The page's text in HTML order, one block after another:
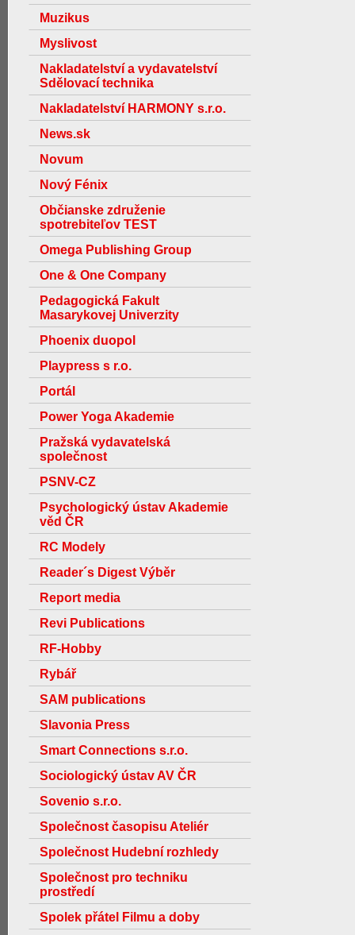
Muzikus
Myslivost
Nakladatelství a vydavatelství
Sdělovací technika
Nakladatelství HARMONY s.r.o.
News.sk
Novum
Nový Fénix
Občianske združenie
spotrebiteľov TEST
Omega Publishing Group
One & One Company
Pedagogická Fakult
Masarykovej Univerzity
Phoenix duopol
Playpress s r.o.
Portál
Power Yoga Akademie
Pražská vydavatelská
společnost
PSNV-CZ
Psychologický ústav Akademie
věd ČR
RC Modely
Reader´s Digest Výběr
Report media
Revi Publications
RF-Hobby
Rybář
SAM publications
Slavonia Press
Smart Connections s.r.o.
Sociologický ústav AV ČR
Sovenio s.r.o.
Společnost časopisu Ateliér
Společnost Hudební rozhledy
Společnost pro techniku
prostředí
Spolek přátel Filmu a doby